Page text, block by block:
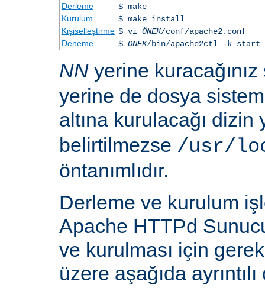
Derleme
$ make
Kurulum
$ make install
Kişiselleştirme $ vi ÖNEK/conf/apache2.conf
Deneme
$ ÖNEK/bin/apache2ctl -k start
NN yerine
yerine de dosya
altına kurulacağı dizin
belirtilmezse /usr/
öntanımlıdır.
Derleme ve kurulum
Apache HTTPd
ve kurulması için
üzere aşağıda